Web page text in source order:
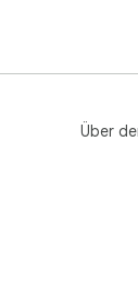
Über